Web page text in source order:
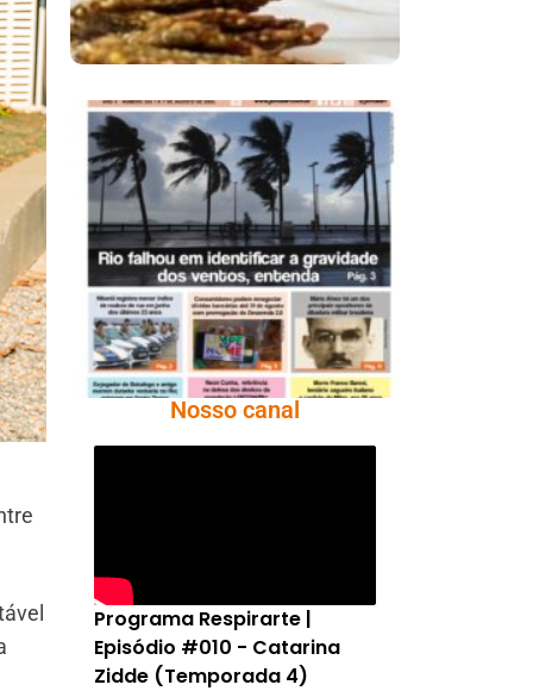
Ano X – Número 366
01 A 07 De Agosto De
2026
Nosso canal
Programa Respirarte |
Episódio #010 - Catarina
Zidde (Temporada 4)